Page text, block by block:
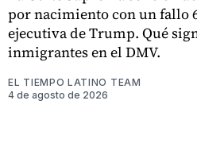
por nacimiento con un fallo
ejecutiva de Trump. Qué
inmigrantes en el DMV.
EL TIEMPO LATINO TEAM
4 de agosto de 2026